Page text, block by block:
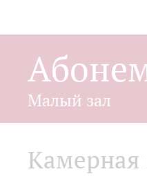
Малый зал